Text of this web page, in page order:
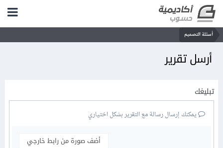
أسئلة التصميم
أرسل تقرير
تبليغك
يمكنك إرسال رسالة مع التقرير بشكل اختياري
أضف صورة من رابط خارجي